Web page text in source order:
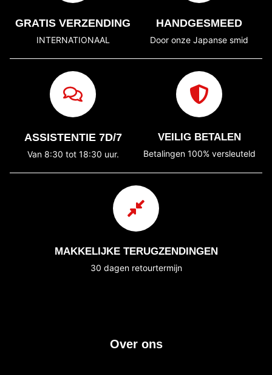
GRATIS VERZENDING
INTERNATIONAAL
HANDGESMEED
Door onze Japanse smid
ASSISTENTIE 7D/7
Van 8:30 tot 18:30 uur.
VEILIG BETALEN
Betalingen 100% versleuteld
MAKKELIJKE TERUGZENDINGEN
30 dagen retourtermijn
Over ons